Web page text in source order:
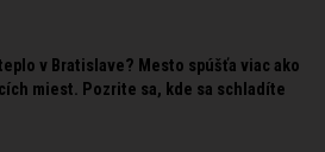
v Bratislave? Mesto spúšťa viac ako
miest. Pozrite sa, kde sa schladíte